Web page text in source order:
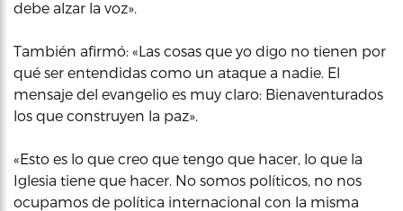
debe alzar la voz».
También afirmó: «Las cosas que yo digo no tienen por
qué ser entendidas como un ataque a nadie. El
mensaje del evangelio es muy claro: Bienaventurados
los que construyen la paz».
«Esto es lo que creo que tengo que hacer, lo que la
Iglesia tiene que hacer. No somos políticos, no nos
ocupamos de política internacional con la misma